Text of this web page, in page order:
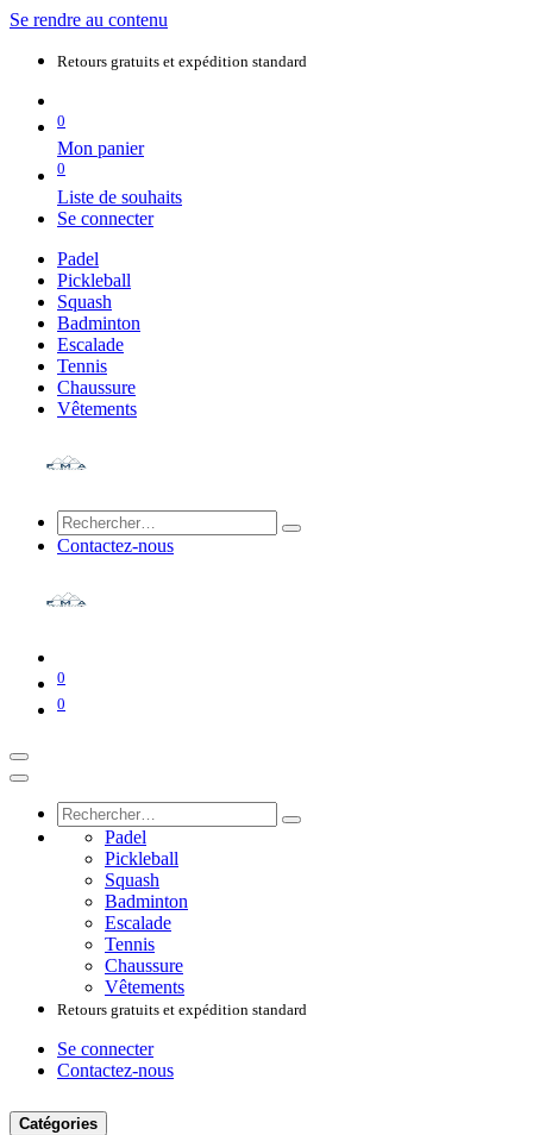
Se rendre au contenu
Retours gratuits et expédition standard
0
Mon panier
0
Liste de souhaits
Se connecter
Padel
Pickleball
Squash
Badminton
Escalade
Tennis
Chaussure
Vêtements
Contactez-nous
0
0
Padel
Pickleball
Squash
Badminton
Escalade
Tennis
Chaussure
Vêtements
Retours gratuits et expédition standard
Se connecter
Contactez-nous
Catégories